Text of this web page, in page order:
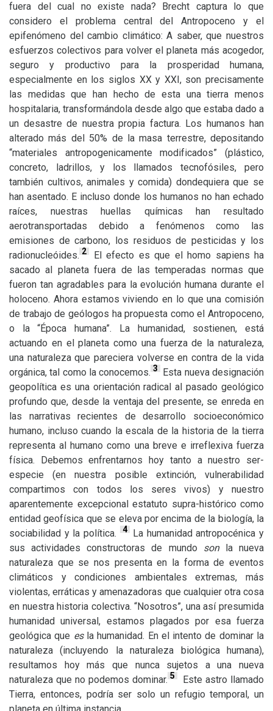
fuera del cual no existe nada? Brecht captura lo que
considero el problema central del Antropoceno y el
epifenómeno del cambio climático: A saber, que nuestros
esfuerzos colectivos para volver el planeta más acogedor,
seguro y productivo para la prosperidad humana,
especialmente en los siglos XXy XXI, son precisamente
las medidas que han hecho de esta una tierra menos
hospitalaria, transformándola desde algo que estaba dado a
un desastre de nuestra propia factura. Los humanos han
alterado más del 50% de la masa terrestre, depositando
“materiales antropogenicamente modificados” (plástico,
concreto, ladrillos, y los llamados tecnofósiles, pero
también cultivos, animales y comida) dondequiera que se
han asentado. E incluso donde los humanos no han echado
raíces, nuestras huellas químicas han resultado
aerotransportadas debido a fenómenos como las
emisiones de carbono, los residuos de pesticidas y los
radionucleóides. 2
El efecto es que el homo sapiens ha
sacado al planeta fuera de las temperadas normas que
fueron tan agradables para la evolución humana durante el
holoceno. Ahora estamos viviendo en lo que una comisión
de trabajo de geólogos ha propuesta como el Antropoceno,
o la “Época humana”. La humanidad, sostienen, está
actuando en el planeta como una fuerza de la naturaleza,
una naturaleza que pareciera volverse en contra de la vida
orgánica, tal como la conocemos. 3
Esta nueva designación
geopolítica es una orientación radical al pasado geológico
profundo que, desde la ventaja del presente, se enreda en
las narrativas recientes de desarrollo socioeconómico
humano, incluso cuando la escala de la historia de la tierra
representa al humano como una breve e irreflexiva fuerza
física. Debemos enfrentarnos hoy tanto a nuestro ser-
especie (en nuestra posible extinción, vulnerabilidad
compartimos con todos los seres vivos) y nuestro
aparentemente excepcional estatuto supra-histórico como
entidad geofísica que se eleva por encima de la biología, la
sociabilidad y la política.
4 La humanidad antropocénica y
sus actividades constructoras de mundo son la nueva
naturaleza que se nos presenta en la forma de eventos
climáticos y condiciones ambientales extremas, más
violentas, erráticas y amenazadoras que cualquier otra cosa
en nuestra historia colectiva. “Nosotros”, una así presumida
humanidad universal, estamos plagados por esa fuerza
geológica que esla humanidad. En el intento de dominar la
naturaleza (incluyendo la naturaleza biológica humana),
resultamos hoy más que nunca sujetos a una nueva
naturaleza que no podemos dominar. 5 Este astro llamado
Tierra, entonces, podría ser solo un refugio temporal, un